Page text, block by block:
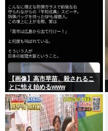
【画像】高市早苗、殺されるこ
とに怯え始めるwww